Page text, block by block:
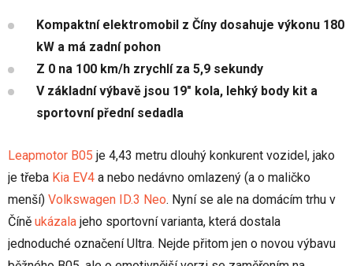
Kompaktní elektromobil z Číny dosahuje výkonu 180
kW a má zadní pohon
Z 0 na 100 km/h zrychlí za 5,9 sekundy
V základní výbavě jsou 19" kola, lehký body kit a
sportovní přední sedadla
Leapmotor B05 je 4,43 metru dlouhý konkurent vozidel, jako
je třeba Kia EV4 a nebo nedávno omlazený (a o maličko
menší) Volkswagen ID.3 Neo. Nyní se ale na domácím trhu v
Číně ukázala jeho sportovní varianta, která dostala
jednoduché označení Ultra. Nejde přitom jen o novou výbavu